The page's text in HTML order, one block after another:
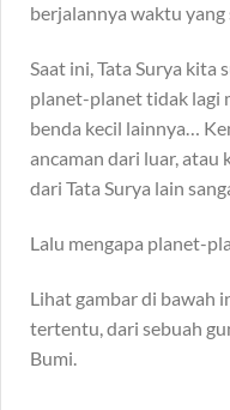
berjalannya waktu yang
Saat ini, Tata Surya
planet-planet tidak lagi
benda kecil lainnya…
ancaman dari luar, atau
dari Tata Surya lain
Lalu mengapa planet-
Lihat gambar di bawah
tertentu, dari sebuah
Bumi.